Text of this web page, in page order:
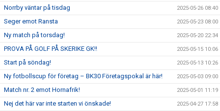
Norrby väntar på tisdag 2025-05-26 08:40
Seger emot Ransta 2025-05-23 08:00
Ny match på torsdag! 2025-05-20 22:34
PROVA PÅ GOLF PÅ SKERIKE GK!! 2025-05-15 10:06
Start på söndag! 2025-05-13 10:26
Ny fotbollscup för företag – BK30 Företagspokal är här! 2025-05-03 09:00
Match nr. 2 emot Hornafrik! 2025-05-01 11:19
Nej det här var inte starten vi önskade! 2025-04-27 17:58